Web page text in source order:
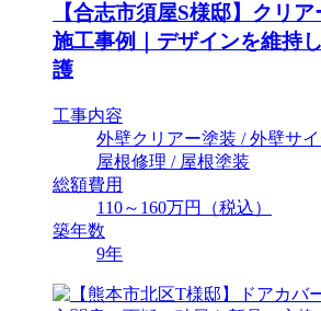
【合志市須屋S様邸】クリ
施工事例｜デザインを維持
護
工事内容
外壁クリアー塗装 / 外壁サ
屋根修理 / 屋根塗装
総額費用
110～160万円（税込）
築年数
9年